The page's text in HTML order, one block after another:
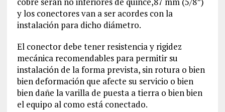
y los conectores van a ser acordes con la
instalación para dicho diámetro.
El conector debe tener resistencia y rigidez
mecánica recomendables para permitir su
instalación de la forma prevista, sin rotura o bien
bien deformación que afecte su servicio o bien
bien dañe la varilla de puesta a tierra o bien bien
el equipo al como está conectado.